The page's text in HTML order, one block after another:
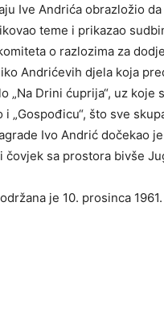
Ive Andrića obrazložio
teme i prikazao
o razlozima za
Andrićevih djela koja
„Na Drini ćuprija“, uz
i „Gospođicu“, što sve
Ivo Andrić dočekao
čovjek sa prostora bivše
je 10. prosinca